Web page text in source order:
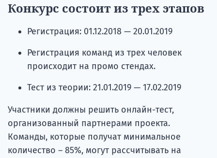
Конкурс состоит из трех этапов
Регистрация: 01.12.2018 — 20.01.2019
Регистрация команд из трех человек
происходит на промо стендах.
Тест из теории: 21.01.2019 — 17.02.2019
Участники должны решить онлайн-тест,
организованный партнерами проекта.
Команды, которые получат минимальное
количество – 85%, могут рассчитывать на